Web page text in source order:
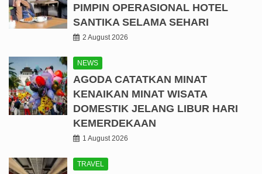
PIMPIN OPERASIONAL HOTEL
SANTIKA SELAMA SEHARI
2 August 2026
NEWS
AGODA CATATKAN MINAT
KENAIKAN MINAT WISATA
DOMESTIK JELANG LIBUR HARI
KEMERDEKAAN
1 August 2026
TRAVEL